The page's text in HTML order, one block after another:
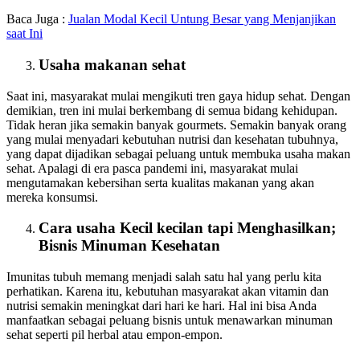
Baca Juga : Jualan Modal Kecil Untung Besar yang Menjanjikan
saat Ini
Usaha makanan sehat
Saat ini, masyarakat mulai mengikuti tren gaya hidup sehat. Dengan
demikian, tren ini mulai berkembang di semua bidang kehidupan.
Tidak heran jika semakin banyak gourmets. Semakin banyak orang
yang mulai menyadari kebutuhan nutrisi dan kesehatan tubuhnya,
yang dapat dijadikan sebagai peluang untuk membuka usaha makan
sehat. Apalagi di era pasca pandemi ini, masyarakat mulai
mengutamakan kebersihan serta kualitas makanan yang akan
mereka konsumsi.
Cara usaha Kecil kecilan tapi Menghasilkan;
Bisnis Minuman Kesehatan
Imunitas tubuh memang menjadi salah satu hal yang perlu kita
perhatikan. Karena itu, kebutuhan masyarakat akan vitamin dan
nutrisi semakin meningkat dari hari ke hari. Hal ini bisa Anda
manfaatkan sebagai peluang bisnis untuk menawarkan minuman
sehat seperti pil herbal atau empon-empon.